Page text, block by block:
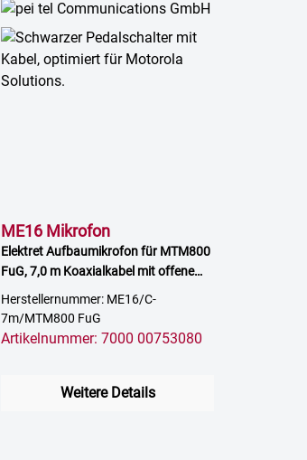
ME16 Mikrofon
Elektret Aufbaumikrofon für MTM800
FuG, 7,0 m Koaxialkabel mit offenem
Herstellernummer: ME16/C-
7m/MTM800 FuG
Artikelnummer: 7000 00753080
Weitere Details